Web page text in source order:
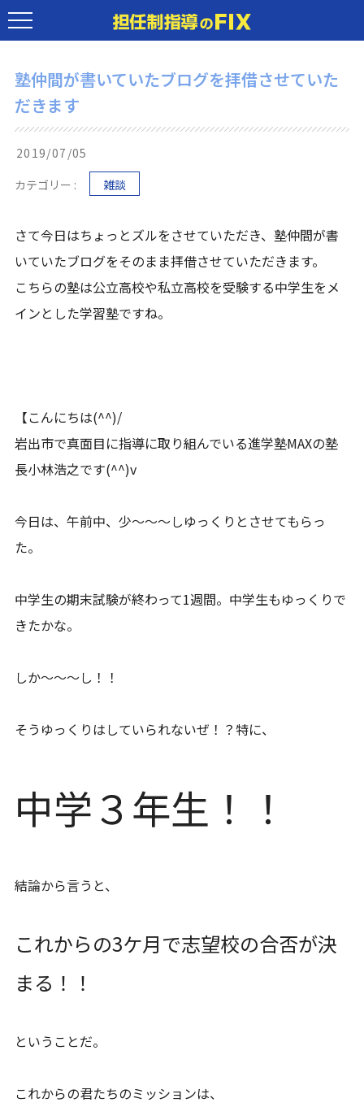
塾仲間が書いていたブログを拝借させていた
だきます
2019/07/05
カテゴリー :
雑談
さて今日はちょっとズルをさせていただき、塾仲間が書
いていたブログをそのまま拝借させていただきます。
こちらの塾は公立高校や私立高校を受験する中学生をメ
インとした学習塾ですね。
【こんにちは(^^)/
岩出市で真面目に指導に取り組んでいる進学塾MAXの塾
長小林浩之です(^^)v
今日は、午前中、少～～～しゆっくりとさせてもらっ
た。
中学生の期末試験が終わって1週間。中学生もゆっくりで
きたかな。
しか～～～し！！
そうゆっくりはしていられないぜ！？特に、
中学３年生！！
結論から言うと、
これからの3ケ月で志望校の合否が決
まる！！
ということだ。
これからの君たちのミッションは、